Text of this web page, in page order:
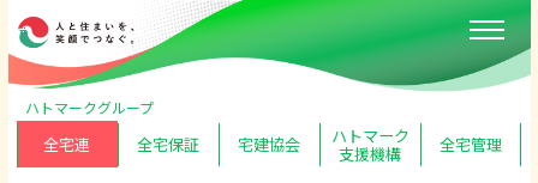
ハトマークグループ
全宅連 全宅保証 宅建協会 ハトマーク
支援機構 全宅管理